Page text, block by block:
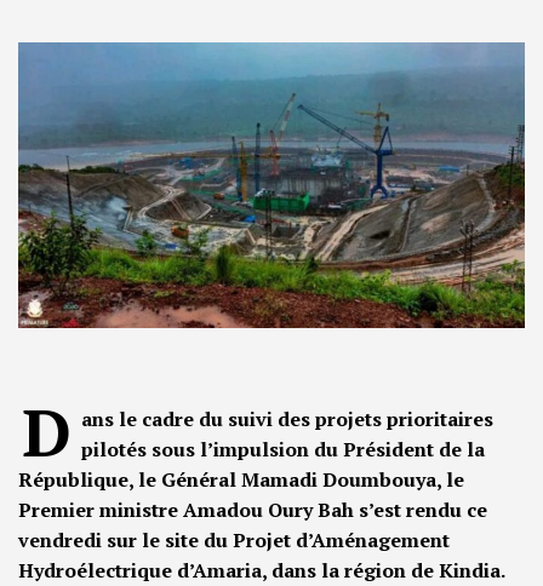
D ans le cadre du suivi des projets prioritaires
pilotés sous l’impulsion du Président de la
République, le Général Mamadi Doumbouya, le
Premier ministre Amadou Oury Bah s’est rendu ce
vendredi sur le site du Projet d’Aménagement
Hydroélectrique d’Amaria, dans la région de Kindia.